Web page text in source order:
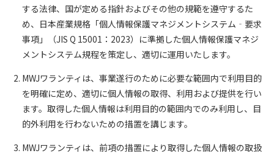
する法律、国が定める指針およびその他の規範を遵守するた
め、日本産業規格「個人情報保護マネジメントシステム‐要求
事項」（JIS Q 15001：2023）に準拠した個人情報保護マネジ
メントシステム規程を策定し、適切に運用いたします。
MWJワランティは、事業遂行のために必要な範囲内で利用目的
を明確に定め、適切に個人情報の取得、利用および提供を行い
ます。取得した個人情報は利用目的の範囲内でのみ利用し、目
的外利用を行わないための措置を講じます。
MWJワランティは、前項の措置により取得した個人情報の取扱